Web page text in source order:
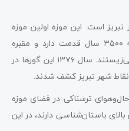
است. این موزه اولین موزه
صحرایی ایران محسوب می‌شود که ۳۵۰۰ سال قدمت دارد و مقبره
انسان‌هایی است که در عصر آهن می‌زیستند. سال ۱۳۷۶ این گورها در
شهر تبریز کشف شدند.
ترسناکی در فضای موزه
ارزش بالای باستان‌شناسی دارند، در این